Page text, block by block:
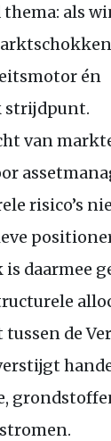
als
én
strijdpunt.
van
risico’s
daarmee
de